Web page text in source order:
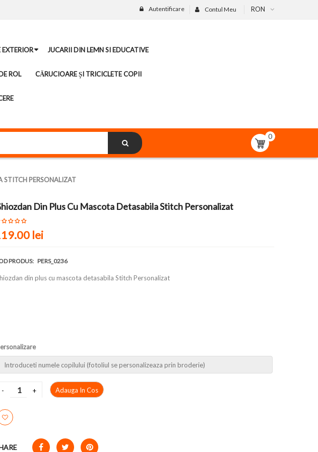
RON
Contul Meu
Autentificare
EXTERIOR JUCARII DIN LEMN SI EDUCATIVE
ROL CĂRUCIOARE ȘI TRICICLETE COPII
0
STITCH PERSONALIZAT
Din Plus Cu Mascota Detasabila Stitch Personalizat
lei
PRODUS: PERS_0236
din plus cu mascota detasabila Stitch Personalizat
Adauga In Cos